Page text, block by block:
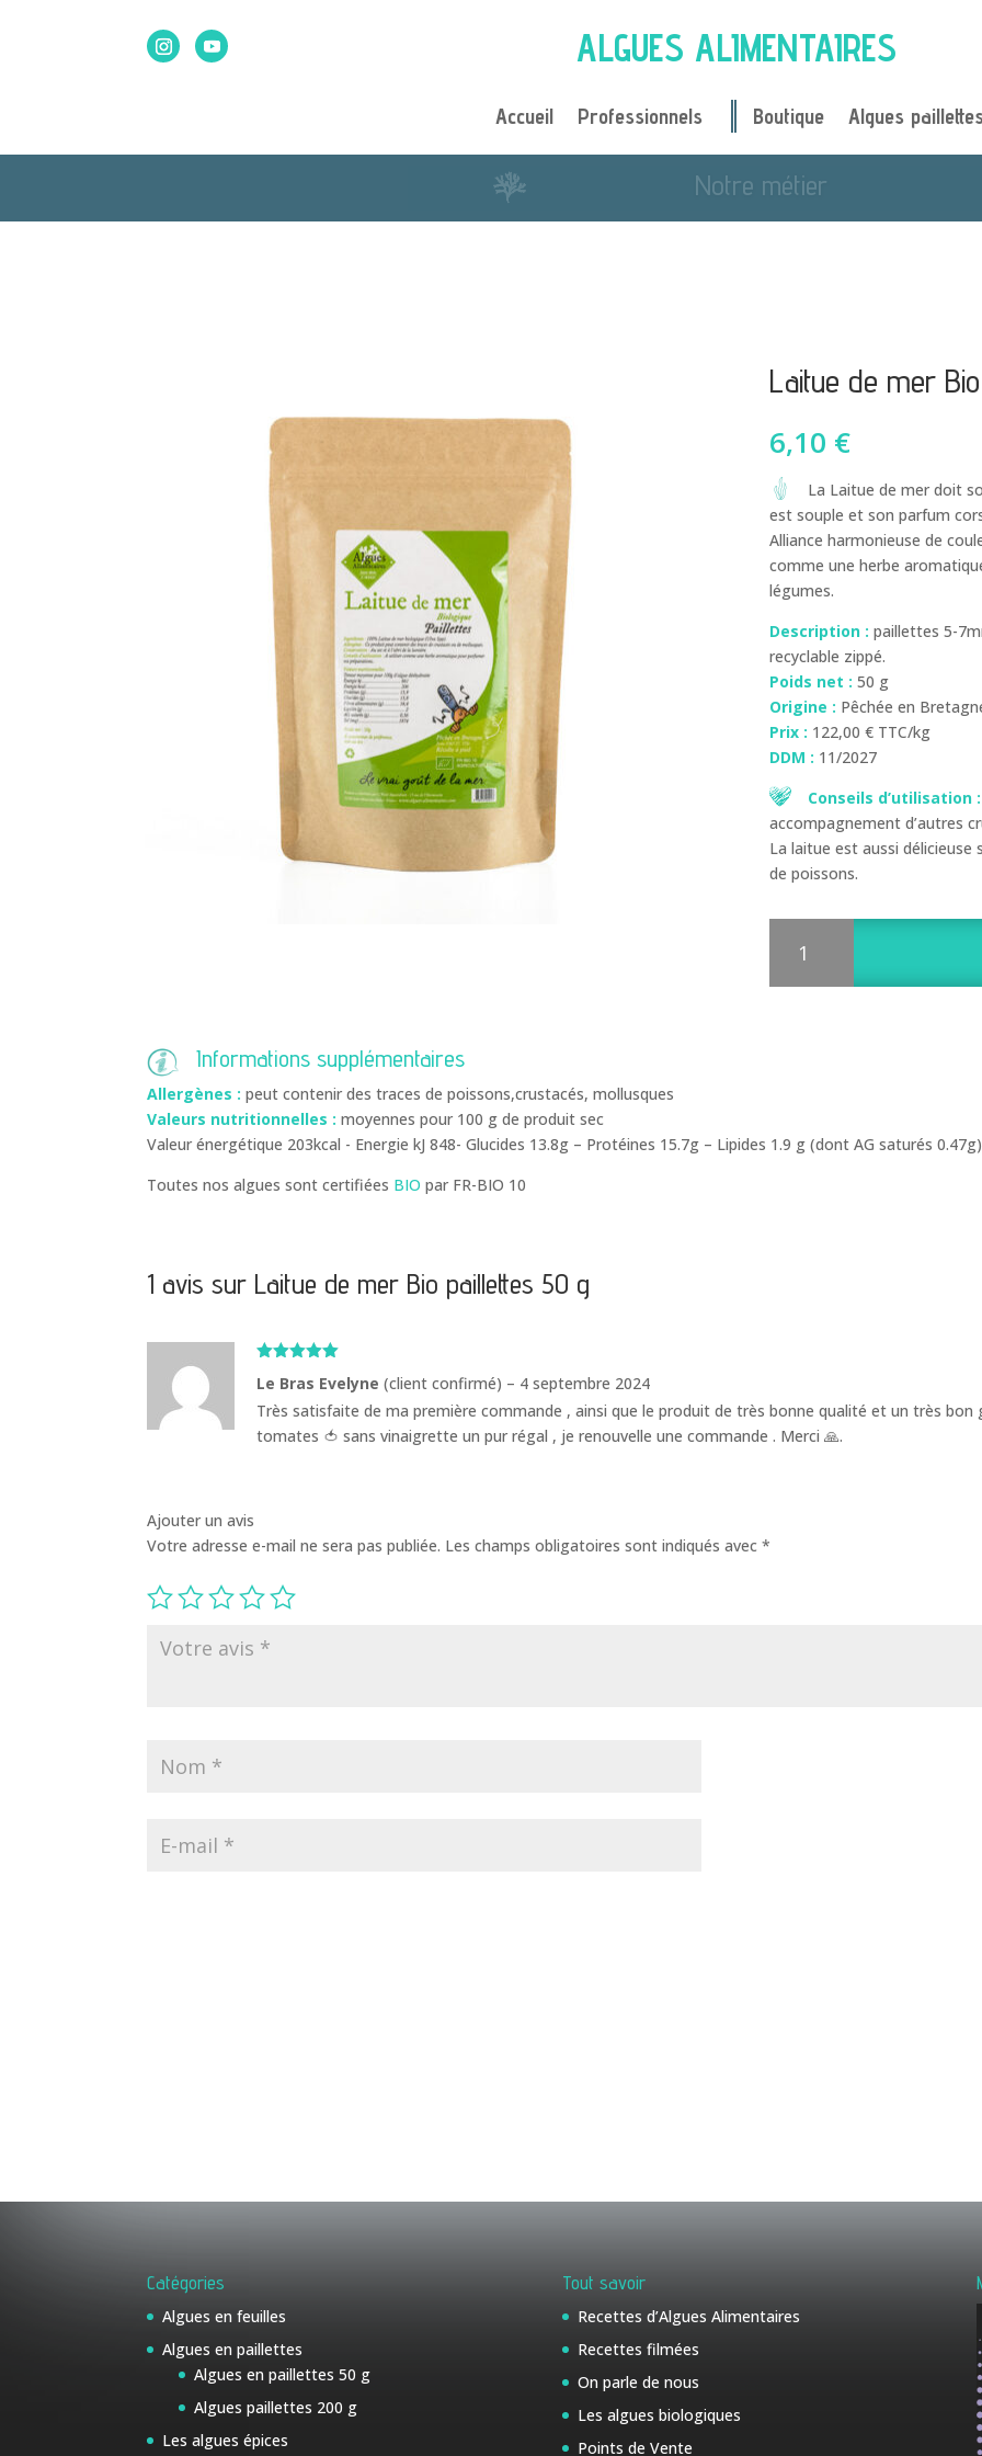
ALGUES ALIMENTAIRES
Accueil Professionnels Boutique Algues
Je cuisine avec des algues
Laitue de mer
6,10 €
La Laitue de mer doit
est souple et son parfum
Alliance harmonieuse de
comme une herbe
légumes.
Description : paillettes 5-
recyclable zippé.
Poids net : 50 g
Origine : Pêchée en
Prix : 122,00 € TTC/kg
DDM : 11/2027
Conseils d’utilisation :
accompagnement d’autres
La laitue est aussi
de poissons.
Informations supplémentaires
Allergènes : peut contenir des traces de poissons,crustacés, mollusques
Valeurs nutritionnelles : moyennes pour 100 g de produit sec
Valeur énergétique 203kcal - Energie kJ 848- Glucides 13.8g – Protéines 15.7g – Lipides 1.9 g (dont AG saturés
Toutes nos algues sont certifiées BIO par FR-BIO 10
1 avis sur Laitue de mer Bio paillettes 50 g
5
Le Bras Evelyne(client confirmé) – 4 septembre 2024
Très satisfaite de ma première commande , ainsi que le produit de très bonne qualité et un très bon
tomates 🍅 sans vinaigrette un pur régal , je renouvelle une commande . Merci 🙏.
Ajouter un avis
Votre adresse e-mail ne sera pas publiée. Les champs obligatoires sont indiqués avec*
Catégories
Algues en feuilles
Algues en paillettes
Algues en paillettes 50 g
Algues paillettes 200 g
Les algues épices
Tout savoir
Recettes d’Algues Alimentaires
Recettes filmées
On parle de nous
Les algues biologiques
Points de Vente